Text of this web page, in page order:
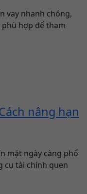
vay nhanh chóng,
hợp để tham
nâng hạn
mặt ngày càng phổ
cụ tài chính quen